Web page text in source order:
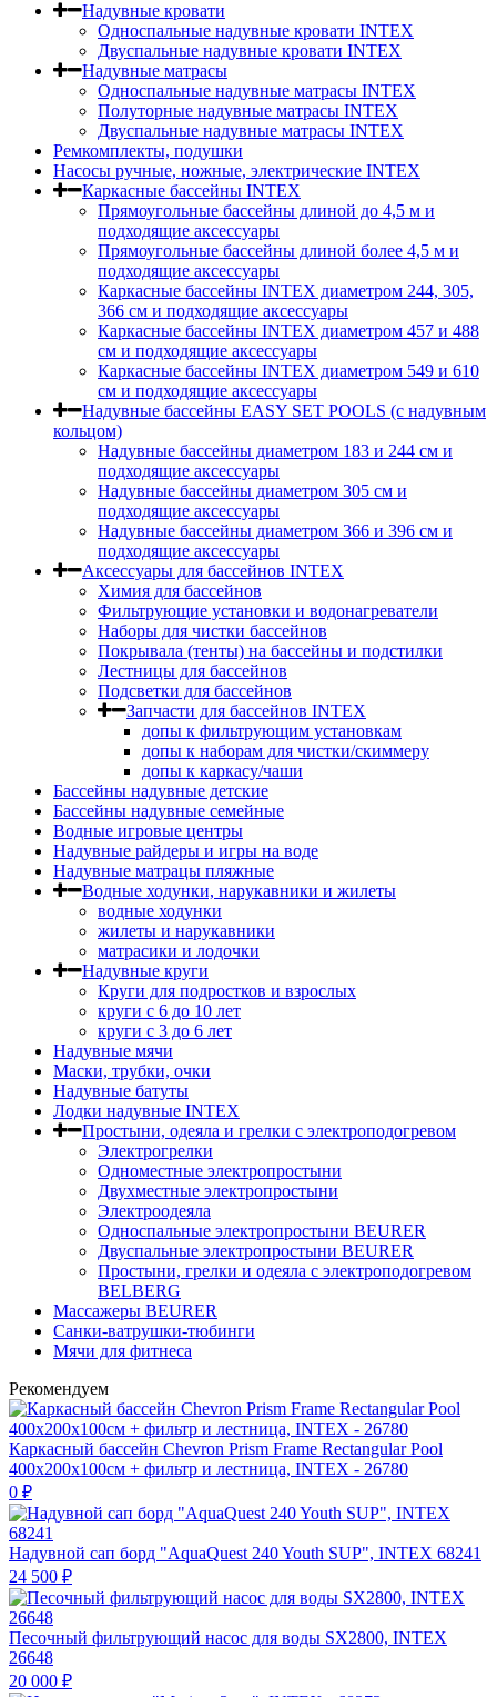
Надувные кровати
Односпальные надувные кровати INTEX
Двуспальные надувные кровати INTEX
Надувные матрасы
Односпальные надувные матрасы INTEX
Полуторные надувные матрасы INTEX
Двуспальные надувные матрасы INTEX
Ремкомплекты, подушки
Насосы ручные, ножные, электрические INTEX
Каркасные бассейны INTEX
Прямоугольные бассейны длиной до 4,5 м и
подходящие аксессуары
Прямоугольные бассейны длиной более 4,5 м и
подходящие аксессуары
Каркасные бассейны INTEX диаметром 244, 305,
366 см и подходящие аксессуары
Каркасные бассейны INTEX диаметром 457 и 488
cм и подходящие аксессуары
Каркасные бассейны INTEX диаметром 549 и 610
см и подходящие аксессуары
Надувные бассейны EASY SET POOLS (с надувным
кольцом)
Надувные бассейны диаметром 183 и 244 см и
подходящие аксессуары
Надувные бассейны диаметром 305 см и
подходящие аксессуары
Надувные бассейны диаметром 366 и 396 см и
подходящие аксессуары
Аксессуары для бассейнов INTEX
Химия для бассейнов
Фильтрующие установки и водонагреватели
Наборы для чистки бассейнов
Покрывала (тенты) на бассейны и подстилки
Лестницы для бассейнов
Подсветки для бассейнов
Запчасти для бассейнов INTEX
допы к фильтрующим установкам
допы к наборам для чистки/скиммеру
допы к каркасу/чаши
Бассейны надувные детские
Бассейны надувные семейные
Водные игровые центры
Надувные райдеры и игры на воде
Надувные матрацы пляжные
Водные ходунки, нарукавники и жилеты
водные ходунки
жилеты и нарукавники
матрасики и лодочки
Надувные круги
Круги для подростков и взрослых
круги с 6 до 10 лет
круги c 3 до 6 лет
Надувные мячи
Маски, трубки, очки
Надувные батуты
Лодки надувные INTEX
Простыни, одеяла и грелки с электроподогревом
Электрогрелки
Одноместные электропростыни
Двухместные электропростыни
Электроодеяла
Односпальные электропростыни BEURER
Двуспальные электропростыни BEURER
Простыни, грелки и одеяла с электроподогревом
BELBERG
Массажеры BEURER
Санки-ватрушки-тюбинги
Мячи для фитнеса
Рекомендуем
Каркасный бассейн Chevron Prism Frame Rectangular Pool
400х200х100см + фильтр и лестница, INTEX - 26780
0 ₽
Надувной сап борд "AquaQuest 240 Youth SUP", INTEX 68241
24 500 ₽
Песочный фильтрующий насос для воды SX2800, INTEX
26648
20 000 ₽